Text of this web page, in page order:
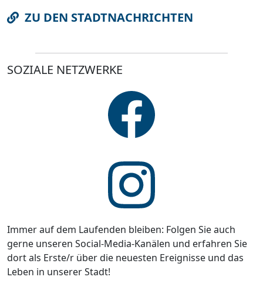
ZU DEN STADTNACHRICHTEN
SOZIALE NETZWERKE
Immer auf dem Laufenden bleiben: Folgen Sie auch
gerne unseren Social-Media-Kanälen und erfahren Sie
dort als Erste/r über die neuesten Ereignisse und das
Leben in unserer Stadt!